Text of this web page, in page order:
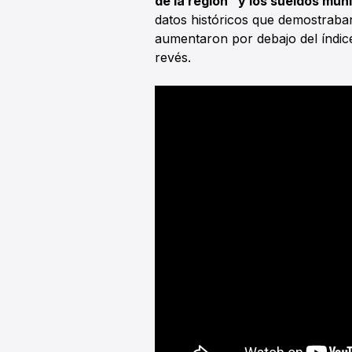
datos históricos que
aumentaron por debajo del
revés.